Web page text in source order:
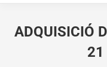
ADQUISICIÓ
21